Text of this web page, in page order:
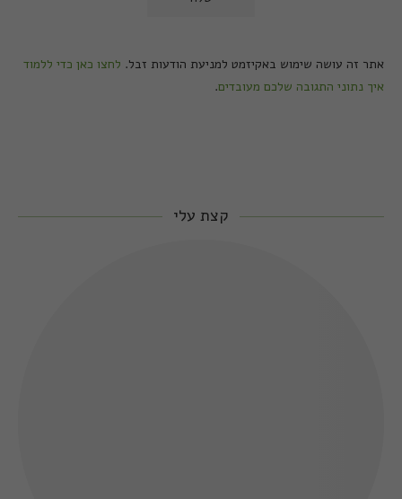
אתר זה עושה שימוש באקיזמט למניעת הודעות זבל. לחצו כאן כדי ללמוד
איך נתוני התגובה שלכם מעובדים.
קצת עלי